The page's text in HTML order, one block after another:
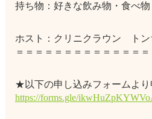
持ち物：好きな飲み物・食べ
ホスト：クリニクラウン トン
＝＝＝＝＝＝＝＝＝＝＝＝＝＝
★以下の申し込みフォームより
https://forms.gle/